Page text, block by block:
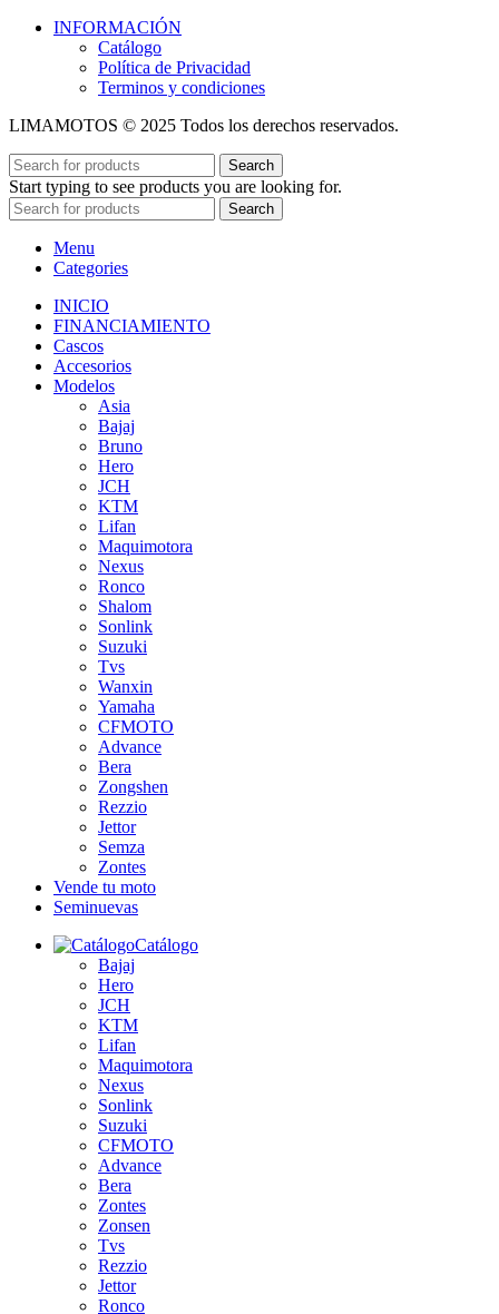
INFORMACIÓN
Catálogo
Política de Privacidad
Terminos y condiciones
LIMAMOTOS © 2025 Todos los derechos reservados.
Search
Start typing to see products you are looking for.
Search
Menu
Categories
INICIO
FINANCIAMIENTO
Cascos
Accesorios
Modelos
Asia
Bajaj
Bruno
Hero
JCH
KTM
Lifan
Maquimotora
Nexus
Ronco
Shalom
Sonlink
Suzuki
Tvs
Wanxin
Yamaha
CFMOTO
Advance
Bera
Zongshen
Rezzio
Jettor
Semza
Zontes
Vende tu moto
Seminuevas
Catálogo
Bajaj
Hero
JCH
KTM
Lifan
Maquimotora
Nexus
Sonlink
Suzuki
CFMOTO
Advance
Bera
Zontes
Zonsen
Tvs
Rezzio
Jettor
Ronco